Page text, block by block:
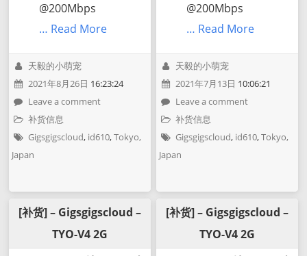
@200Mbps
… Read More
天毅的小萌宠
2021年8月26日 16:23:24
Leave a comment
补货信息
Gigsgigscloud, id610,Tokyo,
Japan
[补货] – Gigsgigscloud –
TYO-V4 2G
@200Mbps
… Read More
天毅的小萌宠
2021年7月13日 10:06:21
Leave a comment
补货信息
Gigsgigscloud, id610,Tokyo,
Japan
[补货] – Gigsgigscloud –
TYO-V4 2G